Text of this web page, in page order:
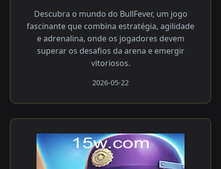
Descubra o mundo do BullFever, um jogo
fascinante que combina estratégia, agilidade
e adrenalina, onde os jogadores devem
superar os desafios da arena e emergir
vitoriosos.
2026-05-22